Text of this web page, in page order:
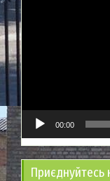
00:00
Приєднуйтесь